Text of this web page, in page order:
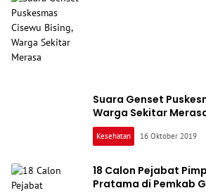
Suara Genset
Warga Sekitar
Kesehatan 16 Oktober 2019
18 Calon Pejabat
Pratama di Pemkab